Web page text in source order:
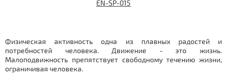
EN-SP-015
Физическая активность одна из плавных радостей и
потребностей человека. Движение - это жизнь.
Малоподвижность препятствует свободному течению жизни,
ограничивая человека.